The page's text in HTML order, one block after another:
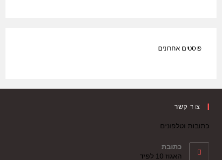
פוסטים אחרונים
צור קשר
כתובות וטלפונים
כתובת
האגוז 10 לפיד